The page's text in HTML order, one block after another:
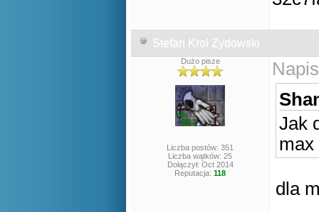
Stefan Krol Zydowski
Dużo pisze
Liczba postów: 351
Liczba wątków: 25
Dołączył: Oct 2014
Reputacja: 118
Jak
max
dla